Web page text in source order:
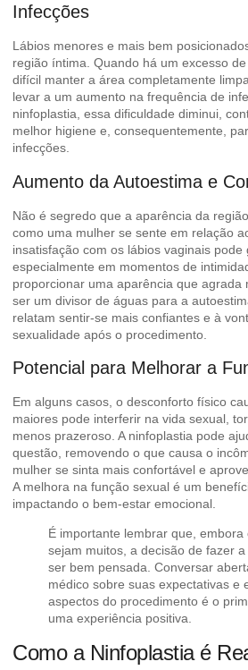
Infecções
Lábios menores e mais bem
região íntima. Quando há um excesso
difícil manter a área completamente
levar a um aumento na frequência de
ninfoplastia, essa dificuldade diminui,
melhor higiene e, consequentemente,
infecções.
Aumento da Autoestima e
Não é segredo que a aparência da
como uma mulher se sente em relação
insatisfação com os lábios vaginais pode
especialmente em momentos de
proporcionar uma aparência que agrada
ser um divisor de águas para a
relatam sentir-se mais confiantes e à
sexualidade após o procedimento.
Potencial para Melhorar a
Em alguns casos, o desconforto físico
maiores pode interferir na vida sexual,
menos prazeroso. A ninfoplastia pode
questão, removendo o que causa o
mulher se sinta mais confortável e
A melhora na função sexual é um
impactando o bem-estar emocional.
É importante lembrar que, embora
sejam muitos, a decisão de fazer
ser bem pensada. Conversar
médico sobre suas expectativas e
aspectos do procedimento é o
uma experiência positiva.
Como a Ninfoplastia é